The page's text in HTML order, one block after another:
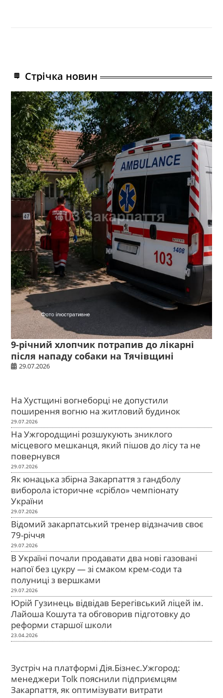
Стрічка новин
9-річний хлопчик потрапив до лікарні
після нападу собаки на Тячівщині
29.07.2026
На Хустщині вогнеборці не допустили
поширення вогню на житловий будинок
29.07.2026
На Ужгородщині розшукують зниклого
місцевого мешканця, який пішов до лісу та не
повернувся
29.07.2026
Як юнацька збірна Закарпаття з гандболу
виборола історичне «срібло» чемпіонату
України
29.07.2026
Відомий закарпатський тренер відзначив своє
79-річчя
29.07.2026
В Україні почали продавати два нові газовані
напої без цукру — зі смаком крем-соди та
полуниці з вершками
29.07.2026
Юрій Гузинець відвідав Берегівський ліцей ім.
Лайоша Кошута та обговорив підготовку до
реформи старшої школи
23.04.2026
Зустріч на платформі Дія.Бізнес.Ужгород:
менеджери Tolk пояснили підприємцям
Закарпаття, як оптимізувати витрати